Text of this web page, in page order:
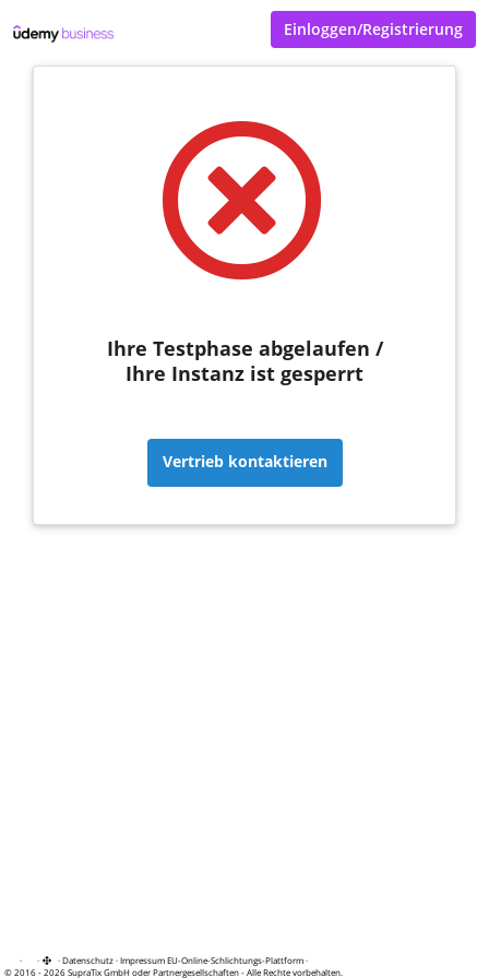
Einloggen/Registrierung
Ihre Testphase abgelaufen /
Ihre Instanz ist gesperrt
Vertrieb kontaktieren
· · ·Datenschutz·Impressum EU-Online-Schlichtungs-Plattform·
© 2016 - 2026 SupraTix GmbH oder Partnergesellschaften - Alle Rechte vorbehalten.